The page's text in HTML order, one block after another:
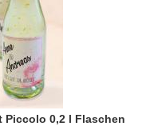
Piccolo 0,2 l Flaschen